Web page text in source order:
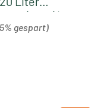
(Paar) | black
gespart)